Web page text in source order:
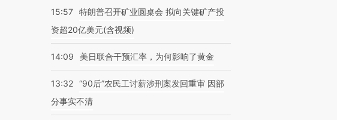
15:57 特朗普召开矿业圆桌会 拟向关键矿产投
资超20亿美元(含视频)
14:09 美日联合干预汇率，为何影响了黄金
13:32 “90后”农民工讨薪涉刑案发回重审 因部
分事实不清